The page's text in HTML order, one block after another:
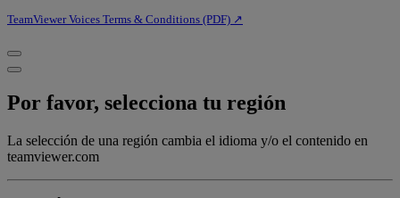
TeamViewer Voices Terms & Conditions (PDF) ↗︎
Por favor, selecciona tu región
La selección de una región cambia el idioma y/o el contenido en
teamviewer.com